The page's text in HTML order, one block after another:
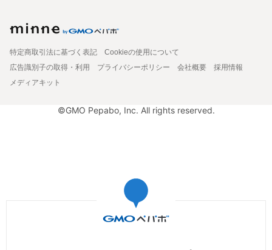
特定商取引法に基づく表記
Cookieの使用について
広告識別子の取得・利用
プライバシーポリシー 会社概要
採用情報
メディアキット
©GMO Pepabo, Inc. All rights reserved.